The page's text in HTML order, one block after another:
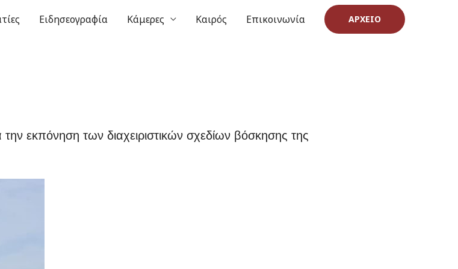
Ειδησεογραφία Κάμερες Καιρός Επικοινωνία ΑΡΧΕΊΟ
εκπόνηση των διαχειριστικών σχεδίων βόσκησης της